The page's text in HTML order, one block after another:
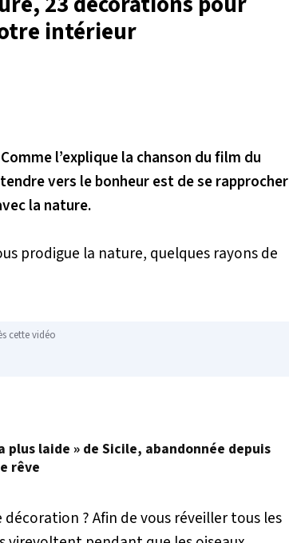
intérieur
l’explique la chanson du film du
vers le bonheur est de se rapprocher
la nature.
prodigue la nature, quelques rayons de
cette vidéo
plus laide » de Sicile, abandonnée depuis
rêve
? Afin de vous réveiller tous les